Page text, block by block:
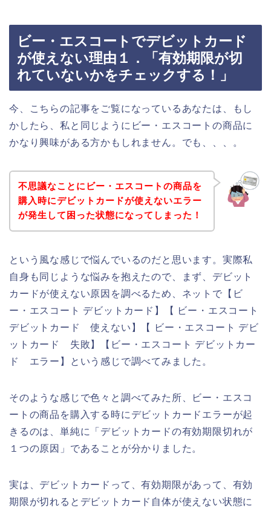
ビー・エスコートでデビットカード
が使えない理由１．「有効期限が切
れていないかをチェックする！」
今、こちらの記事をご覧になっているあなたは、もし
かしたら、私と同じようにビー・エスコートの商品に
かなり興味がある方かもしれません。でも、、、。
不思議なことにビー・エスコートの商品を
購入時にデビットカードが使えないエラー
が発生して困った状態になってしまった！
という風な感じで悩んでいるのだと思います。実際私
自身も同じような悩みを抱えたので、まず、デビット
カードが使えない原因を調べるため、ネットで【ビ
ー・エスコート デビットカード】【 ビー・エスコート
デビットカード 使えない】【 ビー・エスコート デビ
ットカード 失敗】【ビー・エスコート デビットカー
ド エラー】という感じで調べてみました。
そのような感じで色々と調べてみた所、ビー・エスコ
ートの商品を購入する時にデビットカードエラーが起
きるのは、単純に「デビットカードの有効期限切れが
１つの原因」であることが分かりました。
実は、デビットカードって、有効期限があって、有効
期限が切れるとデビットカード自体が使えない状態に